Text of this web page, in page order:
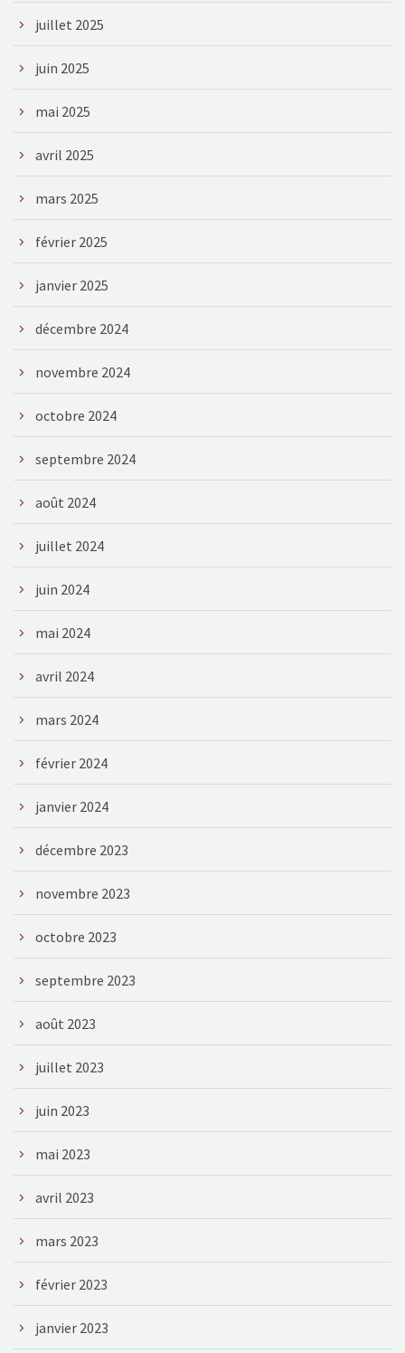
juillet 2025
juin 2025
mai 2025
avril 2025
mars 2025
février 2025
janvier 2025
décembre 2024
novembre 2024
octobre 2024
septembre 2024
août 2024
juillet 2024
juin 2024
mai 2024
avril 2024
mars 2024
février 2024
janvier 2024
décembre 2023
novembre 2023
octobre 2023
septembre 2023
août 2023
juillet 2023
juin 2023
mai 2023
avril 2023
mars 2023
février 2023
janvier 2023